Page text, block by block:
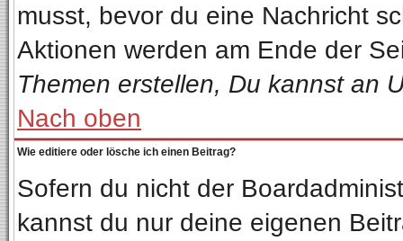
musst, bevor du eine Nachricht
Aktionen werden am Ende der
Themen erstellen, Du kannst an
Nach oben
Wie editiere oder lösche ich einen Beitrag?
Sofern du nicht der
kannst du nur deine eigenen